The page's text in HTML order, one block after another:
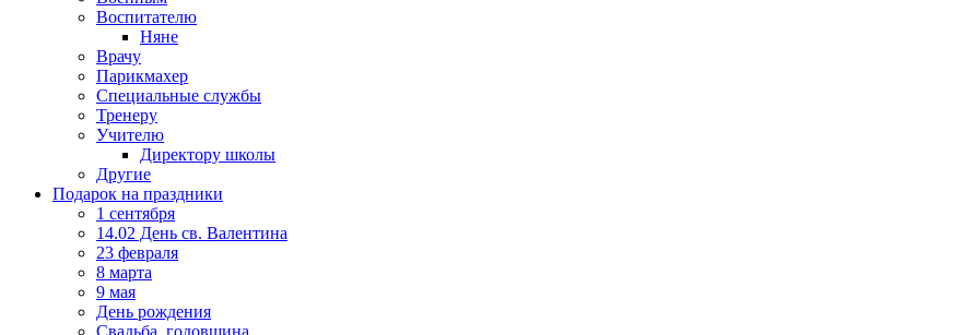
Воспитателю
Няне
Врачу
Парикмахер
Специальные службы
Тренеру
Учителю
Директору школы
Другие
Подарок на праздники
1 сентября
14.02 День св. Валентина
23 февраля
8 марта
9 мая
День рождения
Свадьба, годовщина